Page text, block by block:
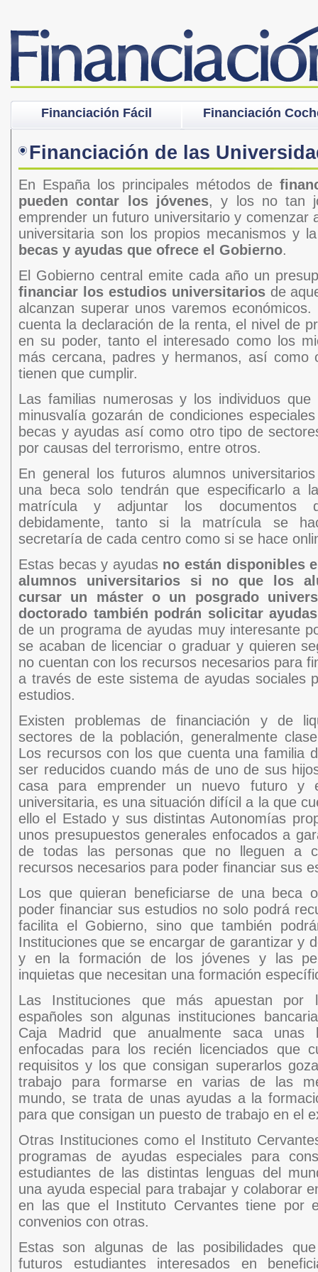
Financiación Fácil Financiación
Financiación de las
En España los principales métodos de
pueden contar los jóvenes, y los no tan
emprender un futuro universitario y comenzar
universitaria son los propios mecanismos y
becas y ayudas que ofrece el Gobierno.
El Gobierno central emite cada año un
financiar los estudios universitariosde
alcanzan superar unos varemos
cuenta la declaración de la renta, el nivel de
en su poder, tanto el interesado como los
más cercana, padres y hermanos, así como
tienen que cumplir.
Las familias numerosas y los individuos
minusvalía gozarán de condiciones
becas y ayudas así como otro tipo de
por causas del terrorismo, entre otros.
En general los futuros alumnos
una beca solo tendrán que especificarlo a
matrícula y adjuntar los documentos
debidamente, tanto si la matrícula se
secretaría de cada centro como si se hace
Estas becas y ayudas no están disponibles
alumnos universitarios si no que los
cursar un máster o un posgrado
doctorado también podrán solicitar
de un programa de ayudas muy interesante
se acaban de licenciar o graduar y quieren
no cuentan con los recursos necesarios para
a través de este sistema de ayudas sociales
estudios.
Existen problemas de financiación y de
sectores de la población, generalmente
Los recursos con los que cuenta una familia
ser reducidos cuando más de uno de sus
casa para emprender un nuevo futuro y
universitaria, es una situación difícil a la que
ello el Estado y sus distintas Autonomías
unos presupuestos generales enfocados a
de todas las personas que no lleguen a
recursos necesarios para poder financiar sus
Los que quieran beneficiarse de una beca
poder financiar sus estudios no solo podrá
facilita el Gobierno, sino que también
Instituciones que se encargar de garantizar y
y en la formación de los jóvenes y las
inquietas que necesitan una formación
Las Instituciones que más apuestan por
españoles son algunas instituciones
Caja Madrid que anualmente saca unas
enfocadas para los recién licenciados que
requisitos y los que consigan superarlos
trabajo para formarse en varias de las
mundo, se trata de unas ayudas a la
para que consigan un puesto de trabajo en el
Otras Instituciones como el Instituto
programas de ayudas especiales para
estudiantes de las distintas lenguas del
una ayuda especial para trabajar y colaborar
en las que el Instituto Cervantes tiene por
convenios con otras.
Estas son algunas de las posibilidades
futuros estudiantes interesados en